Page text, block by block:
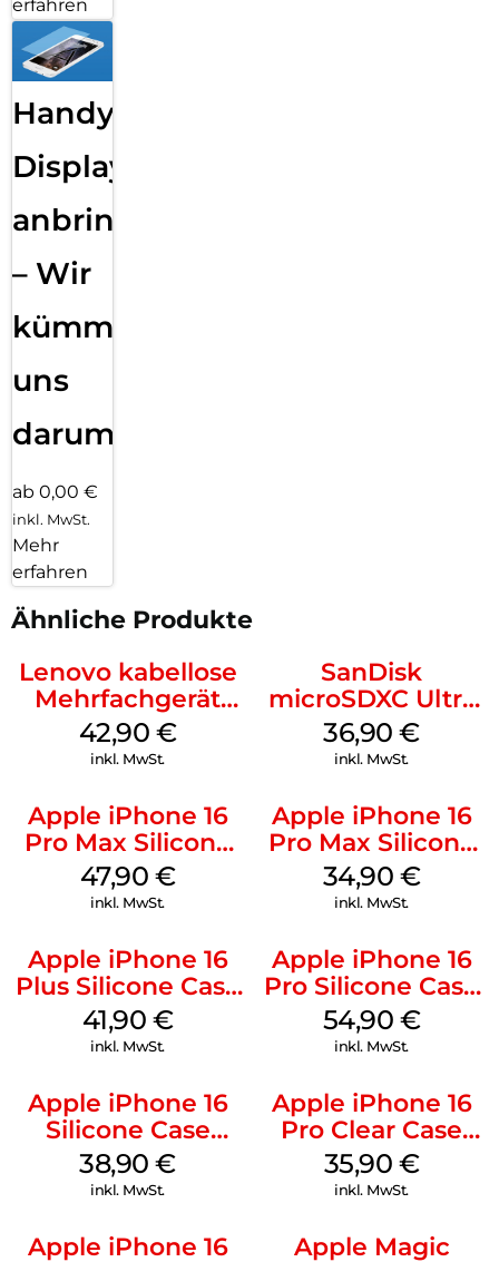
erfahren
Handy
Displayfolie
anbringen
– Wir
kümmern
uns
darum!
ab 0,00 €
inkl. MwSt.
Mehr
erfahren
Ähnliche Produkte
Lenovo kabellose
Mehrfachgerät
Luna Grey
42,90 €
inkl. MwSt.
SanDisk
microSDXC Ultra
128 GB + Adapter
Mobile
36,90€
inkl. MwSt.
Apple iPhone 16
Pro Max Silicone
Case MagSafe
Black
47,90 €
inkl. MwSt.
Apple iPhone 16
Pro Max Silicone
Case MagSafe
Denim
34,90 €
inkl. MwSt.
Apple iPhone 16
Plus Silicone Case
MagSafe Stone
Gray
41,90 €
inkl. MwSt.
Apple iPhone 16
Pro Silicone Case
MagSafe Black
54,90 €
inkl. MwSt.
Apple iPhone 16
Silicone Case
MagSafe
Ultramarine
38,90€
inkl. MwSt.
Apple iPhone 16
Pro Clear Case
MagSafe
Transparent
35,90 €
inkl. MwSt.
Apple iPhone 16
Apple Magic